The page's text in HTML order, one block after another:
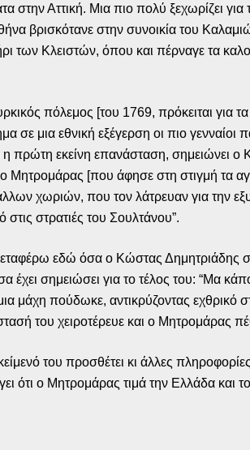
στην Αττική. Μια πιο πολύ
βρισκότανε στην συνοικία του
των Κλειστών, όπου και πέρναγε τα
πόλεμος [του 1769, πρόκειται για
σε μια εθνική εξέγερση οι πιο
η πρώτη εκείνη επανάσταση, σημειώνει
Μητρομάρας [που άφησε στη στιγμή τα
χωριών, που τον λάτρευαν για την
στις στρατιές του Σουλτάνου”.
εδώ όσα ο Κώστας Δημητριάδης
σημειώσει για το τέλος του: “Μα
μάχη πούδωκε, αντικρύζοντας
του χειροτέρευε και ο Μητρομάρας
του προσθέτει κι άλλες
ότι ο Μητρομάρας τιμά την Ελλάδα και